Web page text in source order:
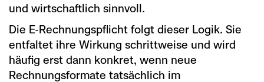
und wirtschaftlich sinnvoll.
Die E-Rechnungspflicht folgt dieser Logik. Sie
entfaltet ihre Wirkung schrittweise und wird
häufig erst dann konkret, wenn neue
Rechnungsformate tatsächlich im